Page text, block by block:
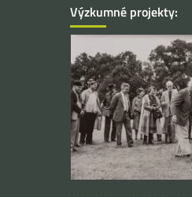
Výzkumné projekty: